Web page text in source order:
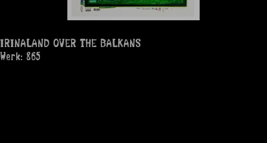
IRINALAND OVER THE BALKANS
Werk: 865